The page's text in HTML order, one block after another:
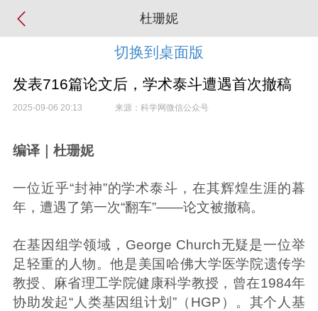
杜珊妮
切换到桌面版
发表716篇论文后，学术泰斗遭遇首次撤稿
2025-09-06 20:13 来源：科学网微信公众号
编译｜杜珊妮
一位近乎“封神”的学术泰斗，在其辉煌生涯的暮
年，遭遇了第一次“翻车”——论文被撤稿。
在基因组学领域，George Church无疑是一位举
足轻重的人物。他是美国哈佛大学医学院遗传学
教授、麻省理工学院健康科学教授，曾在1984年
协助发起“人类基因组计划”（HGP）。其个人基